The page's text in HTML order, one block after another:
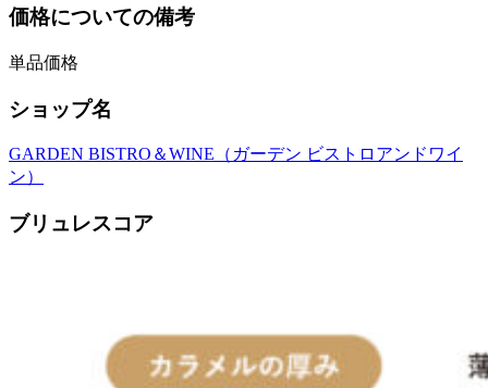
価格についての備考
単品価格
ショップ名
GARDEN BISTRO＆WINE（ガーデン ビストロアンドワイ
ン）
ブリュレスコア